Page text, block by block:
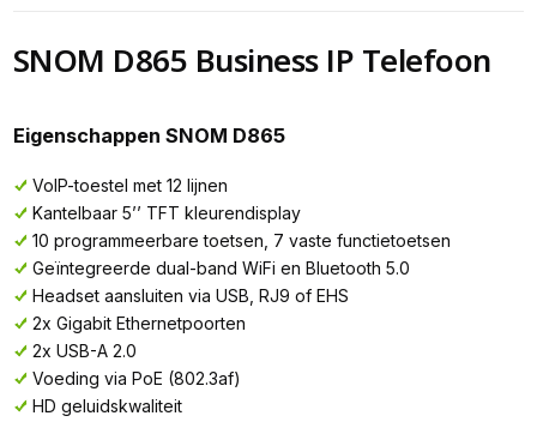
SNOM D865 Business IP Telefoon
Eigenschappen SNOM D865
VoIP-toestel met 12 lijnen
Kantelbaar 5’’ TFT kleurendisplay
10 programmeerbare toetsen, 7 vaste functietoetsen
Geïntegreerde dual-band WiFi en Bluetooth 5.0
Headset aansluiten via USB, RJ9 of EHS
2x Gigabit Ethernetpoorten
2x USB-A 2.0
Voeding via PoE (802.3af)
HD geluidskwaliteit